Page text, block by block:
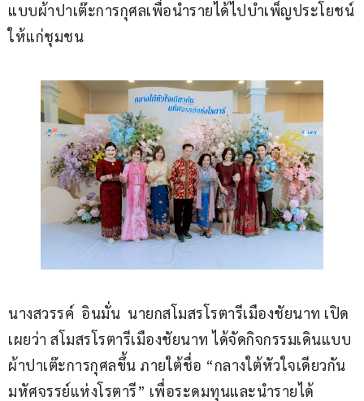
แบบผ้าปาเต๊ะการกุศลเพื่อนำรายได้ไปบำเพ็ญประโยชน์
ให้แก่ชุมชน
นางสวรรค์  อินมั่น  นายกสโมสรโรตารีเมืองชัยนาท เปิด
เผยว่า สโมสรโรตารีเมืองชัยนาท ได้จัดกิจกรรมเดินแบบ
ผ้าปาเต๊ะการกุศลขึ้น ภายใต้ชื่อ “กลางใต้หัวใจเดียวกัน
มหัศจรรย์แห่งโรตารี” เพื่อระดมทุนและนำรายได้